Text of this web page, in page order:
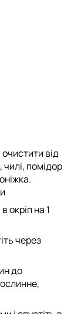
від
помідор
окріп на 1
через
до